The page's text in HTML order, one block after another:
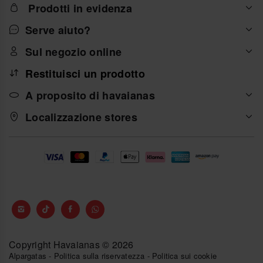
Prodotti in evidenza
Serve aiuto?
Sul negozio online
Restituisci un prodotto
A proposito di havaianas
Localizzazione stores
Copyright Havaianas © 2026
Alpargatas - Politica sulla riservatezza - Politica sui cookie